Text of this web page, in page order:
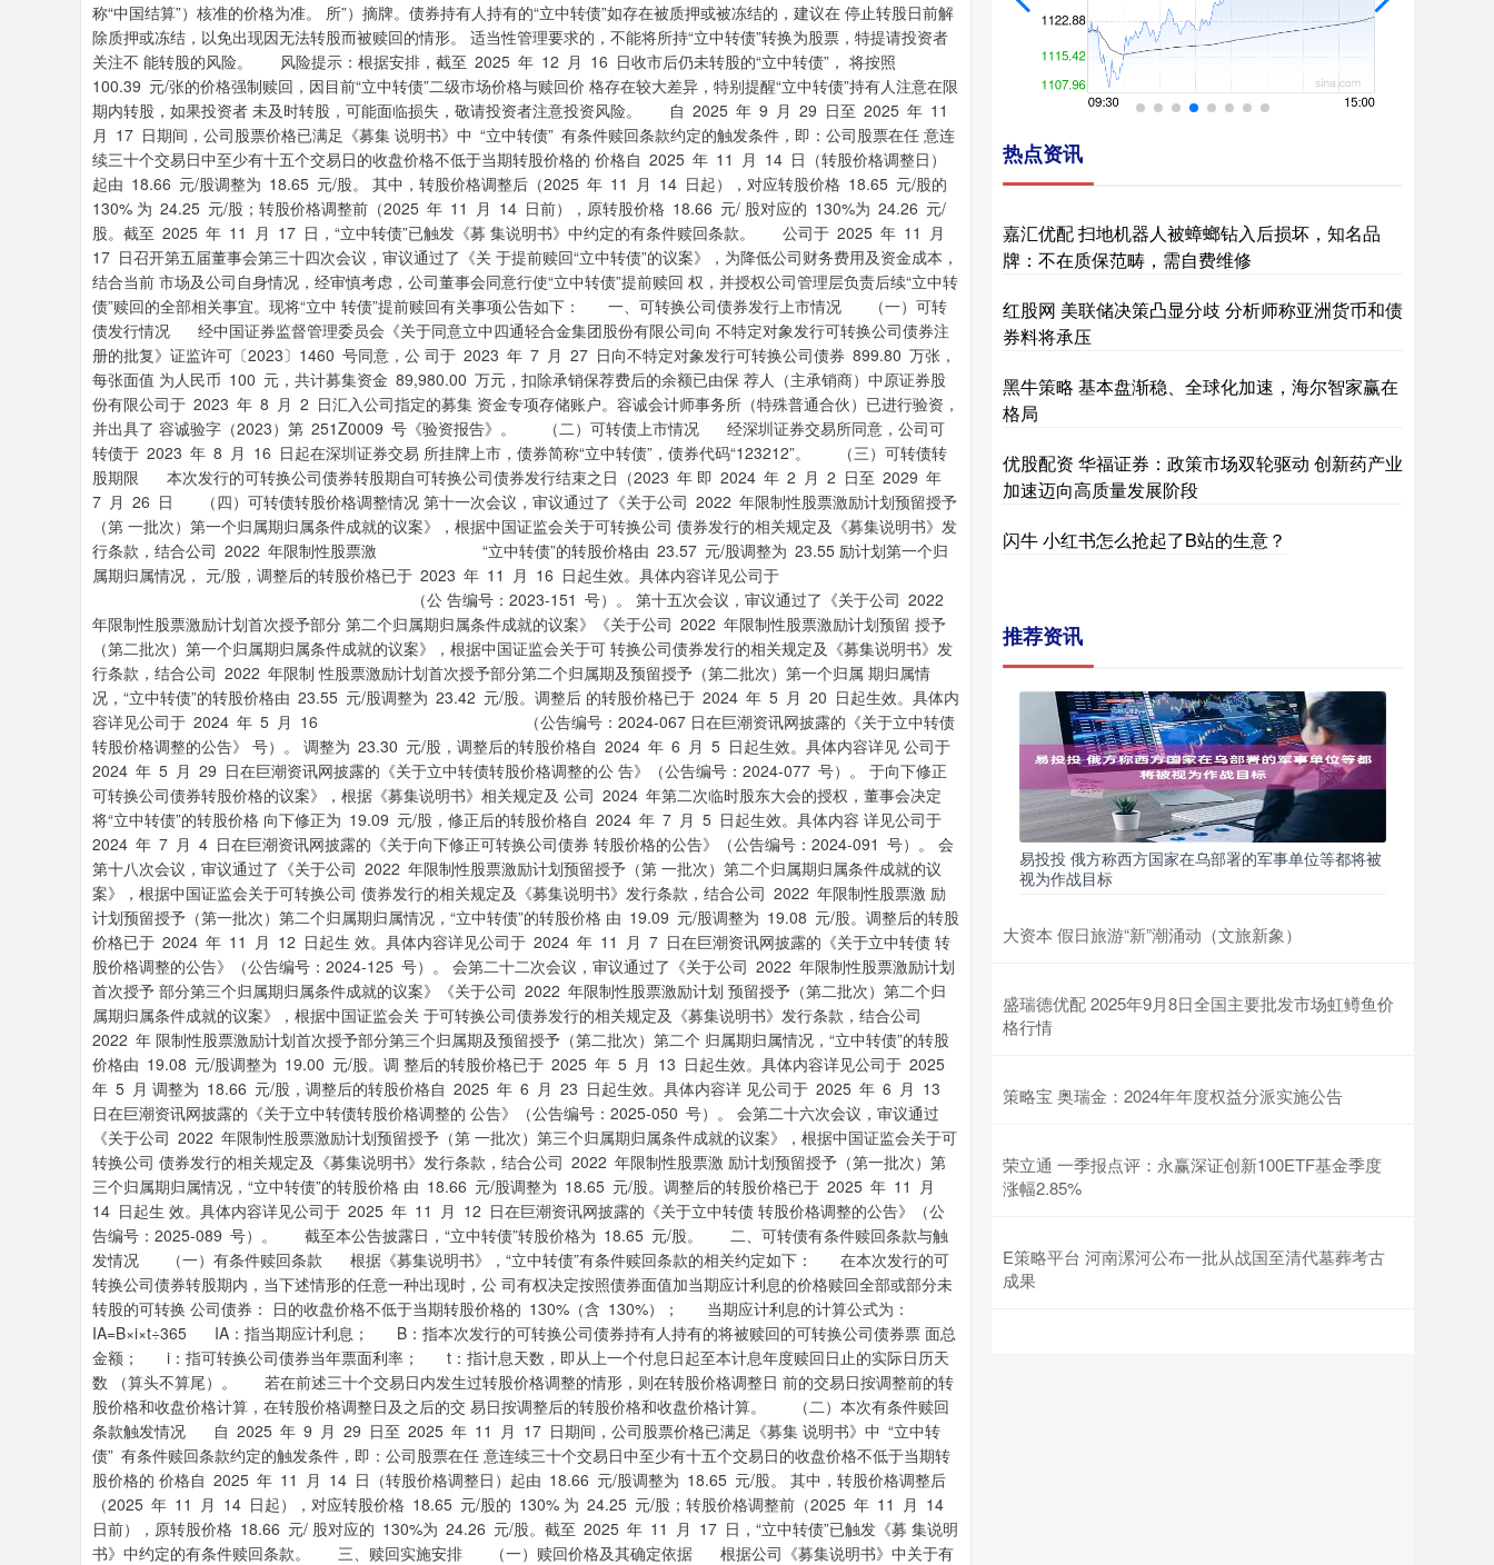
称“中国结算”）核准的价格为准。 所”）摘牌。债券持有人持有的“立中转债”如存在被质押或被冻结的，建议在 停止转股日前解
除质押或冻结，以免出现因无法转股而被赎回的情形。 适当性管理要求的，不能将所持“立中转债”转换为股票，特提请投资者
关注不 能转股的风险。 风险提示：根据安排，截至 2025 年 12 月 16 日收市后仍未转股的“立中转债”， 将按照
100.39 元/张的价格强制赎回，因目前“立中转债”二级市场价格与赎回价 格存在较大差异，特别提醒“立中转债”持有人注意在限
期内转股，如果投资者 未及时转股，可能面临损失，敬请投资者注意投资风险。 自 2025 年 9 月 29 日至 2025 年 11
月 17 日期间，公司股票价格已满足《募集 说明书》中 “立中转债” 有条件赎回条款约定的触发条件，即：公司股票在任 意连
续三十个交易日中至少有十五个交易日的收盘价格不低于当期转股价格的 价格自 2025 年 11 月 14 日（转股价格调整日）
起由 18.66 元/股调整为 18.65 元/股。 其中，转股价格调整后（2025 年 11 月 14 日起），对应转股价格 18.65 元/股的
130% 为 24.25 元/股；转股价格调整前（2025 年 11 月 14 日前），原转股价格 18.66 元/ 股对应的 130%为 24.26 元/
股。截至 2025 年 11 月 17 日，“立中转债”已触发《募 集说明书》中约定的有条件赎回条款。 公司于 2025 年 11 月
17 日召开第五届董事会第三十四次会议，审议通过了《关 于提前赎回“立中转债”的议案》，为降低公司财务费用及资金成本，
结合当前 市场及公司自身情况，经审慎考虑，公司董事会同意行使“立中转债”提前赎回 权，并授权公司管理层负责后续“立中转
债”赎回的全部相关事宜。现将“立中 转债”提前赎回有关事项公告如下： 一、可转换公司债券发行上市情况 （一）可转
债发行情况 经中国证券监督管理委员会《关于同意立中四通轻合金集团股份有限公司向 不特定对象发行可转换公司债券注
册的批复》证监许可〔2023〕1460 号同意，公 司于 2023 年 7 月 27 日向不特定对象发行可转换公司债券 899.80 万张，
每张面值 为人民币 100 元，共计募集资金 89,980.00 万元，扣除承销保荐费后的余额已由保 荐人（主承销商）中原证券股
份有限公司于 2023 年 8 月 2 日汇入公司指定的募集 资金专项存储账户。容诚会计师事务所（特殊普通合伙）已进行验资，
并出具了 容诚验字（2023）第 251Z0009 号《验资报告》。 （二）可转债上市情况 经深圳证券交易所同意，公司可
转债于 2023 年 8 月 16 日起在深圳证券交易 所挂牌上市，债券简称“立中转债”，债券代码“123212”。 （三）可转债转
股期限 本次发行的可转换公司债券转股期自可转换公司债券发行结束之日（2023 年 即 2024 年 2 月 2 日至 2029 年
7 月 26 日 （四）可转债转股价格调整情况 第十一次会议，审议通过了《关于公司 2022 年限制性股票激励计划预留授予
（第 一批次）第一个归属期归属条件成就的议案》，根据中国证监会关于可转换公司 债券发行的相关规定及《募集说明书》发
行条款，结合公司 2022 年限制性股票激 “立中转债”的转股价格由 23.57 元/股调整为 23.55 励计划第一个归
属期归属情况， 元/股，调整后的转股价格已于 2023 年 11 月 16 日起生效。具体内容详见公司于
（公 告编号：2023-151 号）。 第十五次会议，审议通过了《关于公司 2022
年限制性股票激励计划首次授予部分 第二个归属期归属条件成就的议案》《关于公司 2022 年限制性股票激励计划预留 授予
（第二批次）第一个归属期归属条件成就的议案》，根据中国证监会关于可 转换公司债券发行的相关规定及《募集说明书》发
行条款，结合公司 2022 年限制 性股票激励计划首次授予部分第二个归属期及预留授予（第二批次）第一个归属 期归属情
况，“立中转债”的转股价格由 23.55 元/股调整为 23.42 元/股。调整后 的转股价格已于 2024 年 5 月 20 日起生效。具体内
容详见公司于 2024 年 5 月 16 （公告编号：2024-067 日在巨潮资讯网披露的《关于立中转债
转股价格调整的公告》 号）。 调整为 23.30 元/股，调整后的转股价格自 2024 年 6 月 5 日起生效。具体内容详见 公司于
2024 年 5 月 29 日在巨潮资讯网披露的《关于立中转债转股价格调整的公 告》（公告编号：2024-077 号）。 于向下修正
可转换公司债券转股价格的议案》，根据《募集说明书》相关规定及 公司 2024 年第二次临时股东大会的授权，董事会决定
将“立中转债”的转股价格 向下修正为 19.09 元/股，修正后的转股价格自 2024 年 7 月 5 日起生效。具体内容 详见公司于
2024 年 7 月 4 日在巨潮资讯网披露的《关于向下修正可转换公司债券 转股价格的公告》（公告编号：2024-091 号）。 会
第十八次会议，审议通过了《关于公司 2022 年限制性股票激励计划预留授予（第 一批次）第二个归属期归属条件成就的议
案》，根据中国证监会关于可转换公司 债券发行的相关规定及《募集说明书》发行条款，结合公司 2022 年限制性股票激 励
计划预留授予（第一批次）第二个归属期归属情况，“立中转债”的转股价格 由 19.09 元/股调整为 19.08 元/股。调整后的转股
价格已于 2024 年 11 月 12 日起生 效。具体内容详见公司于 2024 年 11 月 7 日在巨潮资讯网披露的《关于立中转债 转
股价格调整的公告》（公告编号：2024-125 号）。 会第二十二次会议，审议通过了《关于公司 2022 年限制性股票激励计划
首次授予 部分第三个归属期归属条件成就的议案》《关于公司 2022 年限制性股票激励计划 预留授予（第二批次）第二个归
属期归属条件成就的议案》，根据中国证监会关 于可转换公司债券发行的相关规定及《募集说明书》发行条款，结合公司
2022 年 限制性股票激励计划首次授予部分第三个归属期及预留授予（第二批次）第二个 归属期归属情况，“立中转债”的转股
价格由 19.08 元/股调整为 19.00 元/股。调 整后的转股价格已于 2025 年 5 月 13 日起生效。具体内容详见公司于 2025
年 5 月 调整为 18.66 元/股，调整后的转股价格自 2025 年 6 月 23 日起生效。具体内容详 见公司于 2025 年 6 月 13
日在巨潮资讯网披露的《关于立中转债转股价格调整的 公告》（公告编号：2025-050 号）。 会第二十六次会议，审议通过
《关于公司 2022 年限制性股票激励计划预留授予（第 一批次）第三个归属期归属条件成就的议案》，根据中国证监会关于可
转换公司 债券发行的相关规定及《募集说明书》发行条款，结合公司 2022 年限制性股票激 励计划预留授予（第一批次）第
三个归属期归属情况，“立中转债”的转股价格 由 18.66 元/股调整为 18.65 元/股。调整后的转股价格已于 2025 年 11 月
14 日起生 效。具体内容详见公司于 2025 年 11 月 12 日在巨潮资讯网披露的《关于立中转债 转股价格调整的公告》（公
告编号：2025-089 号）。 截至本公告披露日，“立中转债”转股价格为 18.65 元/股。 二、可转债有条件赎回条款与触
发情况 （一）有条件赎回条款 根据《募集说明书》，“立中转债”有条件赎回条款的相关约定如下： 在本次发行的可
转换公司债券转股期内，当下述情形的任意一种出现时，公 司有权决定按照债券面值加当期应计利息的价格赎回全部或部分未
转股的可转换 公司债券： 日的收盘价格不低于当期转股价格的 130%（含 130%）； 当期应计利息的计算公式为：
IA=B×i×t÷365 IA：指当期应计利息； B：指本次发行的可转换公司债券持有人持有的将被赎回的可转换公司债券票 面总
金额； i：指可转换公司债券当年票面利率； t：指计息天数，即从上一个付息日起至本计息年度赎回日止的实际日历天
数 （算头不算尾）。 若在前述三十个交易日内发生过转股价格调整的情形，则在转股价格调整日 前的交易日按调整前的转
股价格和收盘价格计算，在转股价格调整日及之后的交 易日按调整后的转股价格和收盘价格计算。 （二）本次有条件赎回
条款触发情况 自 2025 年 9 月 29 日至 2025 年 11 月 17 日期间，公司股票价格已满足《募集 说明书》中 “立中转
债” 有条件赎回条款约定的触发条件，即：公司股票在任 意连续三十个交易日中至少有十五个交易日的收盘价格不低于当期转
股价格的 价格自 2025 年 11 月 14 日（转股价格调整日）起由 18.66 元/股调整为 18.65 元/股。 其中，转股价格调整后
（2025 年 11 月 14 日起），对应转股价格 18.65 元/股的 130% 为 24.25 元/股；转股价格调整前（2025 年 11 月 14
日前），原转股价格 18.66 元/ 股对应的 130%为 24.26 元/股。截至 2025 年 11 月 17 日，“立中转债”已触发《募 集说明
书》中约定的有条件赎回条款。 三、赎回实施安排 （一）赎回价格及其确定依据 根据公司《募集说明书》中关于有
热点资讯
嘉汇优配 扫地机器人被蟑螂钻入后损坏，知名品
牌：不在质保范畴，需自费维修
红股网 美联储决策凸显分歧 分析师称亚洲货币和债
券料将承压
黑牛策略 基本盘渐稳、全球化加速，海尔智家赢在
格局
优股配资 华福证券：政策市场双轮驱动 创新药产业
加速迈向高质量发展阶段
闪牛 小红书怎么抢起了B站的生意？
推荐资讯
易投投 俄方称西方国家在乌部署的军事单位等都将被
视为作战目标
大资本 假日旅游“新”潮涌动（文旅新象）
盛瑞德优配 2025年9月8日全国主要批发市场虹鳟鱼价
格行情
策略宝 奥瑞金：2024年年度权益分派实施公告
荣立通 一季报点评：永赢深证创新100ETF基金季度
涨幅2.85%
E策略平台 河南漯河公布一批从战国至清代墓葬考古
成果